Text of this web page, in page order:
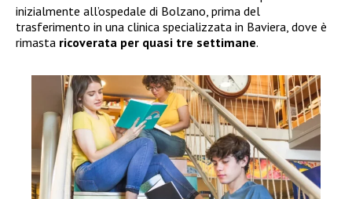
inizialmente all’ospedale di Bolzano, prima del
trasferimento in una clinica specializzata in Baviera, dove è
rimasta ricoverata per quasi tre settimane.